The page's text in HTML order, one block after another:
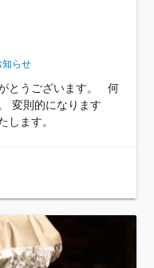
知らせ
とうございます。 何
変則的になります
ます。